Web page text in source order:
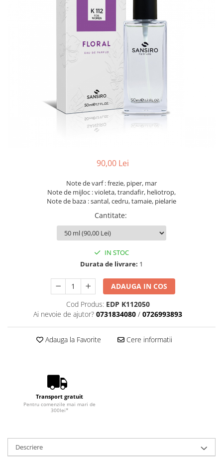
90,00 Lei
Note de varf : frezie, piper, mar
Note de mijloc : violeta, trandafir, heliotrop,
Note de baza : santal, cedru, tamaie, pielarie
Cantitate:
IN STOC
Durata de livrare: 1
ADAUGA IN COS
Cod Produs: EDP K112050
Ai nevoie de ajutor? 0731834080 / 0726993893
Adauga la Favorite Cere informatii
Transport gratuit
Pentru comenzile mai mari de
300lei*
Descriere